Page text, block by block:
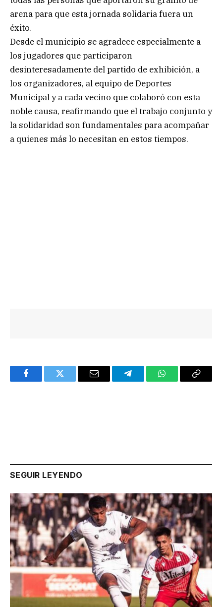
arena para que esta jornada solidaria fuera un
éxito.
Desde el municipio se agradece especialmente a
los jugadores que participaron
desinteresadamente del partido de exhibición, a
los organizadores, al equipo de Deportes
Municipal y a cada vecino que colaboró con esta
noble causa, reafirmando que el trabajo conjunto y
la solidaridad son fundamentales para acompañar
a quienes más lo necesitan en estos tiempos.
FacebookTwitter Email TelegramWhatsAppCopy
SEGUIR LEYENDO